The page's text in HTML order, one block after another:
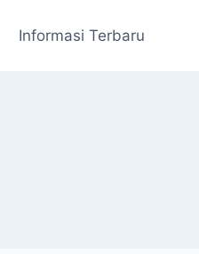
Informasi Terbaru